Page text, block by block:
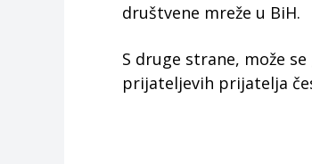
društvene mreže u BiH.
S druge strane, može
prijateljevih prijatelja